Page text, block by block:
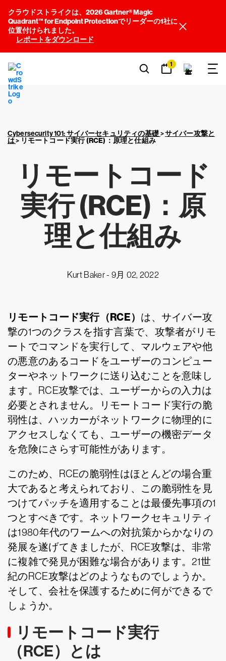
クラウドストライクは、2026 Gartner® Magic
Quadrant™ for Endpoint Protectionでリーダーの1社に
位置付けられました。
レポートをダウンロード
1
Cybersecurity 101: サイバーセキュリティの基礎>サイバー攻撃と
は> リモートコード実行 (RCE) ：原理と仕組み
リモートコード
実行 (RCE) ：原
理と仕組み
Kurt Baker - 9月 02, 2022
リモートコード実行（RCE） は、サイバー攻
撃の1つのクラスを指す言葉で、攻撃者がリモ
ートでコマンドを実行して、マルウェアや他
の悪意のあるコードをユーザーのコンピュー
ターやネットワークに送り込むことを意味し
ます。RCE攻撃では、ユーザーからの入力は
必要とされません。リモートコード実行の脆
弱性は、ハッカーがネットワークに物理的に
アクセスしなくても、ユーザーの機密データ
を危険にさらす可能性があります。
このため、RCEの脆弱性はほとんどの場合重
大であると考えられており、この脆弱性を見
つけてパッチを適用することは最優先事項の1
つとすべきです。ネットワークセキュリティ
は1980年代のワームへの対抗策からかなりの
発展を遂げてきましたが、RCE攻撃は、非常
に複雑で発見が困難な場合があります。21世
紀のRCE攻撃はどのようなものでしょうか。
そして、会社を保護するために何ができるで
しょうか。
リモートコード実行
（RCE）とは